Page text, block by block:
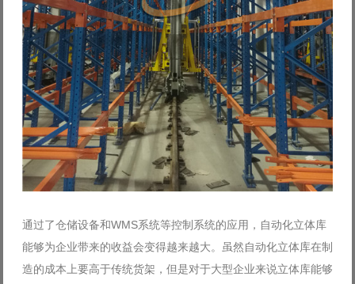
通过了仓储设备和WMS系统等控制系统的应用，自动化立体库
能够为企业带来的收益会变得越来越大。虽然自动化立体库在制
造的成本上要高于传统货架，但是对于大型企业来说立体库能够